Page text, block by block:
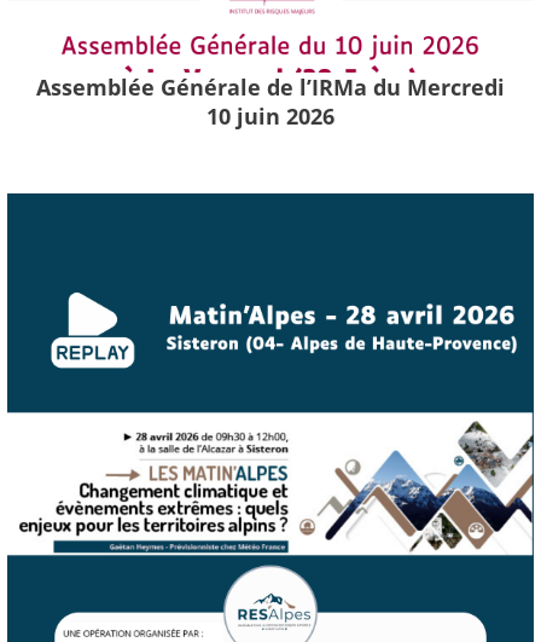
Assemblée Générale de l’IRMa du Mercredi
10 juin 2026